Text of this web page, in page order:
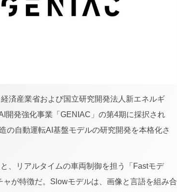
済産業省および国立研究開発法人新エネルギ
開発強化事業「GENIAC」の第4期に採択され
の自動運転AI基盤モデルの研究開発を本格化さ
、リアルタイムの車両制御を担う「Fastモデ
が特徴だ。Slowモデルは、画像と言語を組み合